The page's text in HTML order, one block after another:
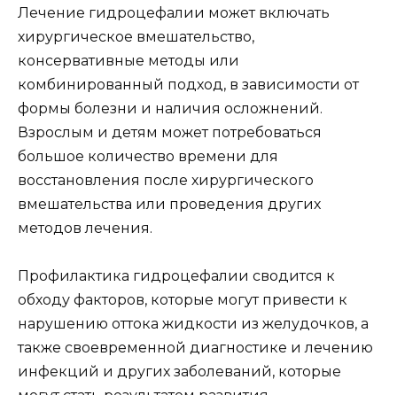
Лечение гидроцефалии может включать
хирургическое вмешательство,
консервативные методы или
комбинированный подход, в зависимости от
формы болезни и наличия осложнений.
Взрослым и детям может потребоваться
большое количество времени для
восстановления после хирургического
вмешательства или проведения других
методов лечения.
Профилактика гидроцефалии сводится к
обходу факторов, которые могут привести к
нарушению оттока жидкости из желудочков, а
также своевременной диагностике и лечению
инфекций и других заболеваний, которые